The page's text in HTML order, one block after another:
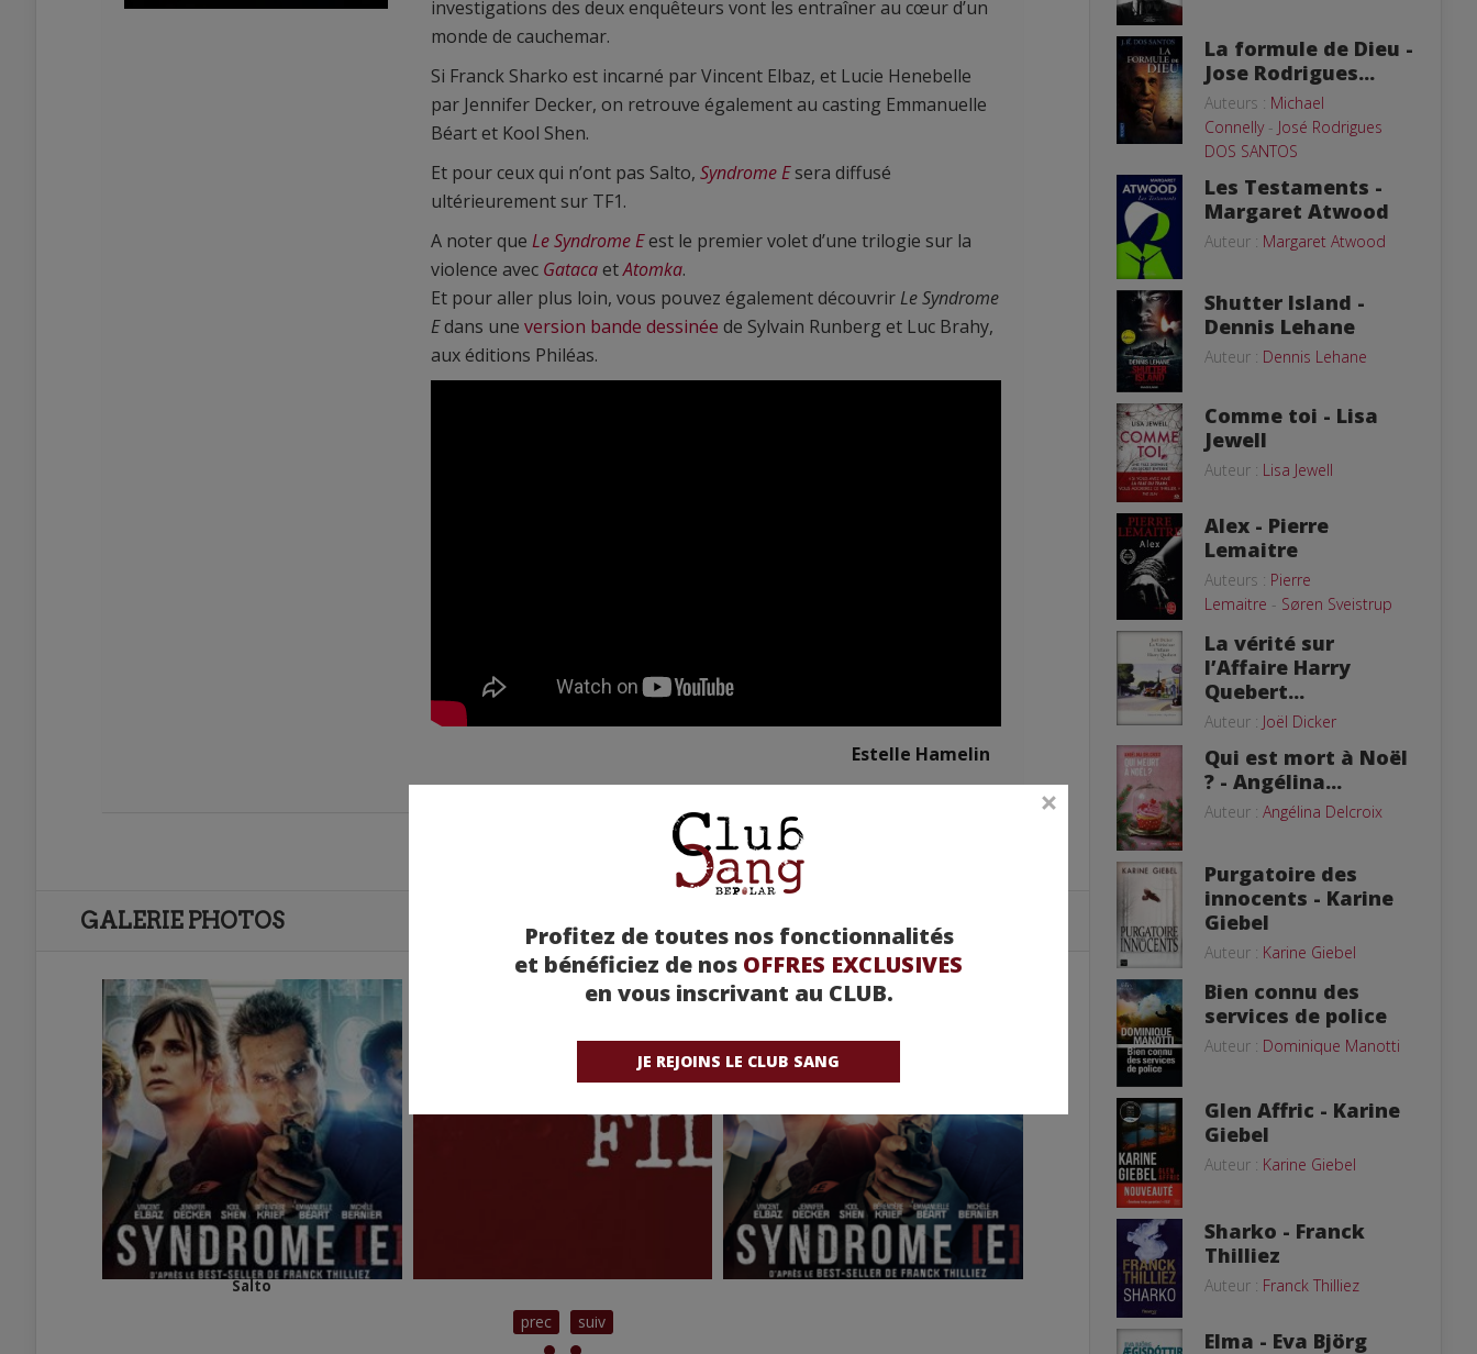
Profitez de toutes nos fonctionnalités
et bénéficiez de nos OFFRES EXCLUSIVES
en vous inscrivant au CLUB.
JE REJOINS LE CLUB SANG
investigations des deux enquêteurs vont les entraîner au cœur d’un
monde de cauchemar.
Si Franck Sharko est incarné par Vincent Elbaz, et Lucie Henebelle
par Jennifer Decker, on retrouve également au casting Emmanuelle
Béart et Kool Shen.
Et pour ceux qui n’ont pas Salto, Syndrome Esera diffusé
ultérieurement sur TF1.
A noter que Le Syndrome Eest le premier volet d’une trilogie sur la
violence avec GatacaetAtomka.
Et pour aller plus loin, vous pouvez également découvrirLe Syndrome
Edans une version bande dessinée de Sylvain Runberg et Luc Brahy,
aux éditions Philéas.
Estelle Hamelin
GALERIE PHOTOS
Salto
prec suiv
La formule de Dieu -
Jose Rodrigues...
Auteurs : Michael
Connelly- José Rodrigues
DOS SANTOS
Les Testaments -
Margaret Atwood
Auteur : Margaret Atwood
Shutter Island -
Dennis Lehane
Auteur : Dennis Lehane
Comme toi - Lisa
Jewell
Auteur : Lisa Jewell
Alex - Pierre
Lemaitre
Auteurs : Pierre
Lemaitre - Søren Sveistrup
La vérité sur
l’Affaire Harry
Quebert...
Auteur : Joël Dicker
Qui est mort à Noël
? - Angélina...
Auteur : Angélina Delcroix
Purgatoire des
innocents - Karine
Giebel
Auteur : Karine Giebel
Bien connu des
services de police
Auteur : Dominique Manotti
Glen Affric - Karine
Giebel
Auteur : Karine Giebel
Sharko - Franck
Thilliez
Auteur : Franck Thilliez
Elma - Eva Björg